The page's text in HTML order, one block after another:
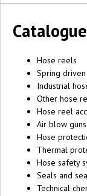
Catalogue
Hose reels
Spring
Industrial
Other hose
Hose reel
Air blow
Hose
Thermal
Hose safety
Seals and
Technical